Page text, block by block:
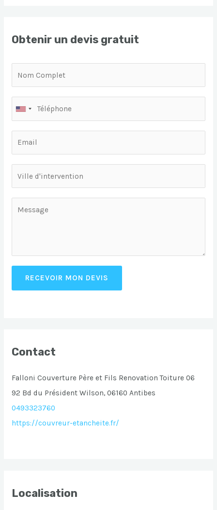
Obtenir un devis gratuit
RECEVOIR MON DEVIS
Contact
Falloni Couverture Père et Fils Renovation Toiture 06
92 Bd du Président Wilson, 06160 Antibes
0493323760
https://couvreur-etancheite.fr/
Localisation